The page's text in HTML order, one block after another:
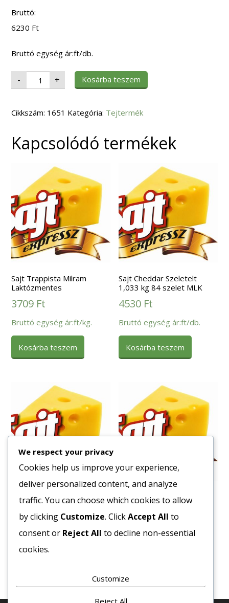
Bruttó:
6230 Ft
Bruttó egység ár:ft/db.
- Tejföl
20%
5L
+ Kosárba teszem
Cikkszám: 1651 Kategória: Tejtermék
Kapcsolódó termékek
Sajt Trappista Milram
Laktózmentes
3709 Ft
Bruttó egység ár:ft/kg.
Kosárba teszem
Sajt Cheddar Szeletelt
1,033 kg 84 szelet MLK
4530 Ft
Bruttó egység ár:ft/db.
Kosárba teszem
Sajtkrém 1/1
2010Ft
Bruttó egység ár:ft/kg.
Tej 1,5% UHT 1L
415Ft
Bruttó egység ár:ft/lit.
We respect your privacy
Cookies help us improve your experience,
deliver personalized content, and analyze
traffic. You can choose which cookies to allow
by clicking Customize. ClickAccept All to
consent or Reject All to decline non-essential
cookies.
Customize
Reject All